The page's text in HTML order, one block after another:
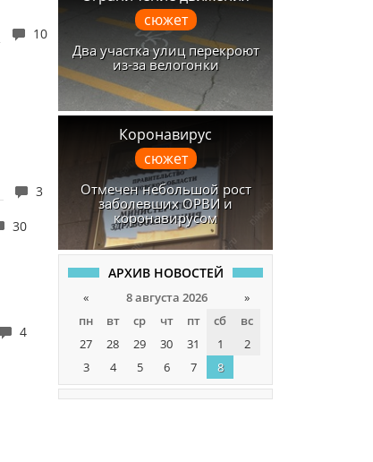
10
3
30
4
сюжет
Два участка улиц перекроют
из-за велогонки
Коронавирус
сюжет
Отмечен небольшой рост
заболевших ОРВИ и
коронавирусом
АРХИВ НОВОСТЕЙ
« 8 августа 2026
»
пн
вт ср чт пт сб
вс
27
28 29 30 31 1
2
3
4 5 6 7 8